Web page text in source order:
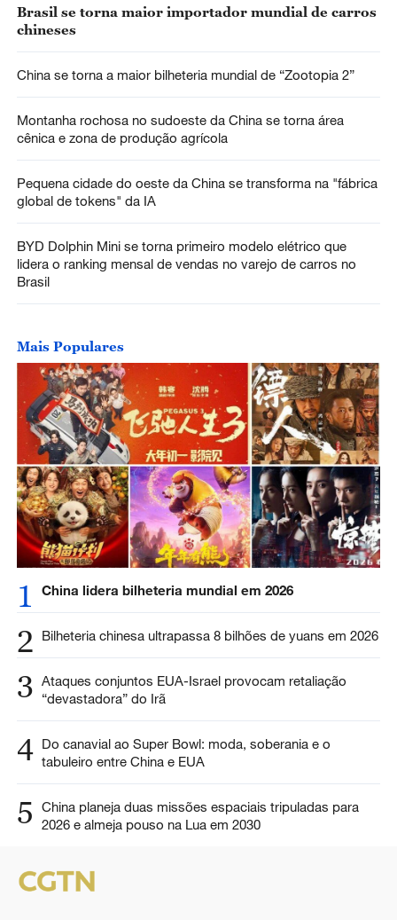
Brasil se torna maior importador mundial de carros
chineses
China se torna a maior bilheteria mundial de “Zootopia 2”
Montanha rochosa no sudoeste da China se torna área
cênica e zona de produção agrícola
Pequena cidade do oeste da China se transforma na "fábrica
global de tokens" da IA
BYD Dolphin Mini se torna primeiro modelo elétrico que
lidera o ranking mensal de vendas no varejo de carros no
Brasil
Mais Populares
1 China lidera bilheteria mundial em 2026
2 Bilheteria chinesa ultrapassa 8 bilhões de yuans em 2026
3 Ataques conjuntos EUA-Israel provocam retaliação
“devastadora” do Irã
4 Do canavial ao Super Bowl: moda, soberania e o
tabuleiro entre China e EUA
5
China planeja duas missões espaciais tripuladas para
2026 e almeja pouso na Lua em 2030